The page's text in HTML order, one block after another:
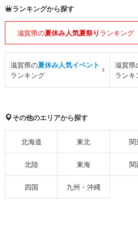
ランキングから探す
滋賀県の夏休み人気夏祭り ランキング
滋賀県の夏休み人気イベント
ランキング
滋賀県
ランキ
その他のエリアから探す
北海道 東北 関
北陸 東海 関
四国 九州・沖縄